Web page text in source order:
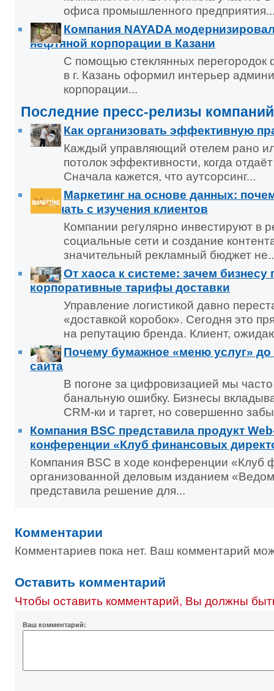
офиса промышленного
Компания NAYADA
нефтяной корпорации в Казани
С помощью стеклянных перегородок
в г. Казань оформил интерьер
корпорации...
Последние пресс-релизы компаний
Как организовать эффективную
Каждый управляющий отелем рано
потолок эффективности, когда
Сначала кажется, что аутсорсинг...
Маркетинг на основе данных:
начинать с изучения клиентов
Компании регулярно инвестируют в
социальные сети и создание
значительный рекламный бюджет
От хаоса к системе: зачем бизнесу
корпоративные тарифы доставки
Управление логистикой давно
«доставкой коробок». Сегодня это
на репутацию бренда. Клиент,
Почему бумажное «меню услуг»
сайта
В погоне за цифровизацией мы
банальную ошибку. Бизнесы
CRM-ки и таргет, но совершенно
Компания BSC представила продукт
конференции «Клуб финансовых
Компания BSC в ходе конференции «Клуб
организованной деловым изданием
представила решение для...
Комментарии
Комментариев пока нет. Ваш комментарий
Оставить комментарий
Чтобы оставить комментарий, Вы должны
Ваш комментарий: